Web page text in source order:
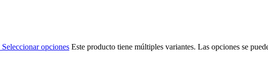
Seleccionar opciones Este producto tiene múltiples variantes. Las opciones se